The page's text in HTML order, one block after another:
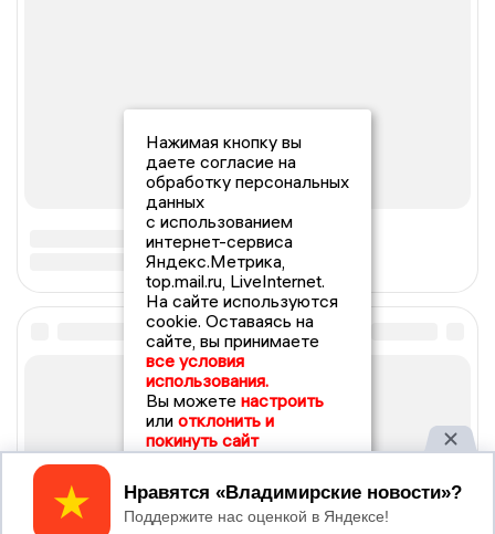
Нажимая кнопку вы
даете согласие на
обработку персональных
данных
с использованием
интернет-сервиса
Яндекс.Метрика,
top.mail.ru, LiveInternet.
На сайте используются
cookie. Оставаясь на
сайте, вы принимаете
все условия
использования.
Вы можете настроить
или отклонить и
покинуть сайт
Принять